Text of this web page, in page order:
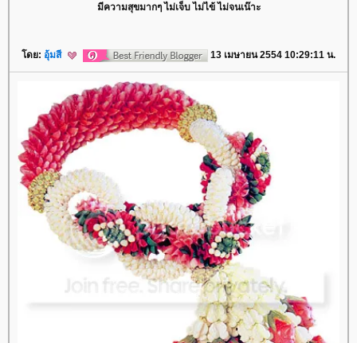
มีความสุขมากๆ ไม่เจ็บ ไม่ไข้ ไม่จนเน๊าะ
ดย: อุ้มสี 13 เมษายน 2554 10:29:11 น.